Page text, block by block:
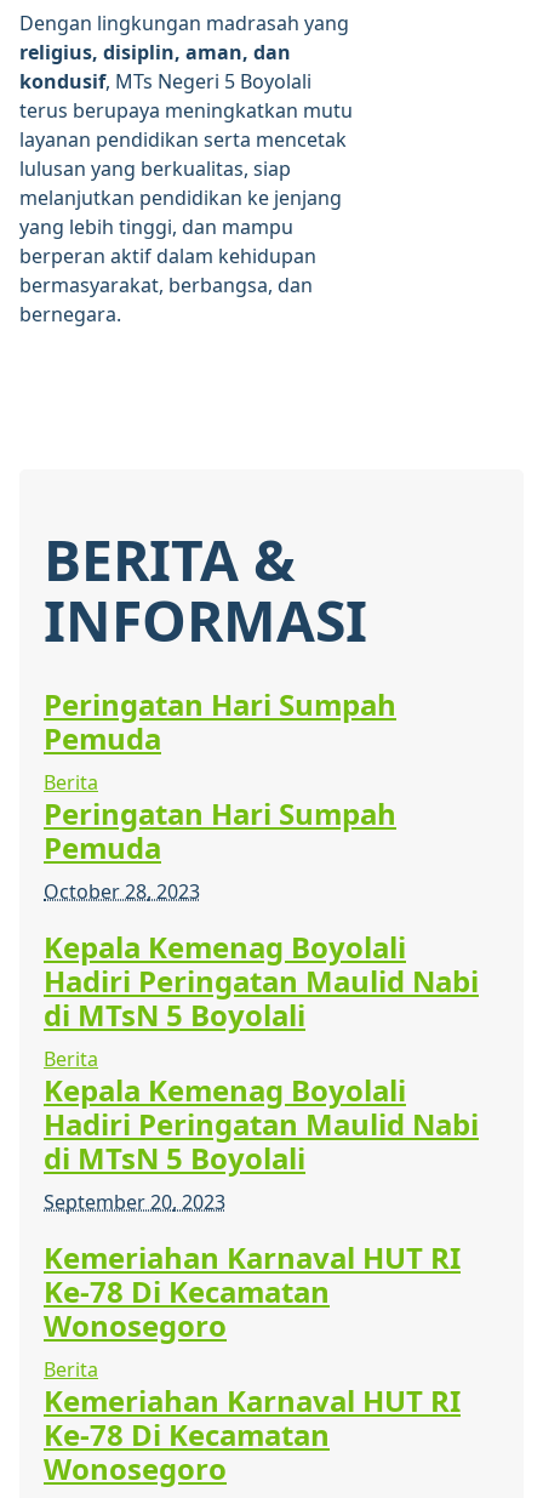
Dengan lingkungan madrasah yang
religius, disiplin, aman, dan
kondusif, MTs Negeri 5 Boyolali
terus berupaya meningkatkan mutu
layanan pendidikan serta mencetak
lulusan yang berkualitas, siap
melanjutkan pendidikan ke jenjang
yang lebih tinggi, dan mampu
berperan aktif dalam kehidupan
bermasyarakat, berbangsa, dan
bernegara.
BERITA &
INFORMASI
Peringatan Hari Sumpah
Pemuda
Berita
Peringatan Hari Sumpah
Pemuda
October 28, 2023
Kepala Kemenag Boyolali
Hadiri Peringatan Maulid Nabi
di MTsN 5 Boyolali
Berita
Kepala Kemenag Boyolali
Hadiri Peringatan Maulid Nabi
di MTsN 5 Boyolali
September 20, 2023
Kemeriahan Karnaval HUT RI
Ke-78 Di Kecamatan
Wonosegoro
Berita
Kemeriahan Karnaval HUT RI
Ke-78 Di Kecamatan
Wonosegoro